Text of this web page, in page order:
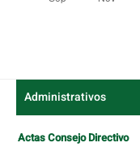
Administrativos
Actas Consejo Directivo